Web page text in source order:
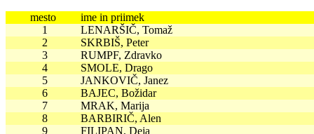
mesto
ime in priimek
1
LENARŠIČ, Tomaž
2
SKRBIŠ, Peter
3
RUMPF, Zdravko
4
SMOLE, Drago
5
JANKOVIČ, Janez
6
BAJEC, Božidar
7
MRAK, Marija
8
BARBIRIČ, Alen
9
FILIPAN, Deja